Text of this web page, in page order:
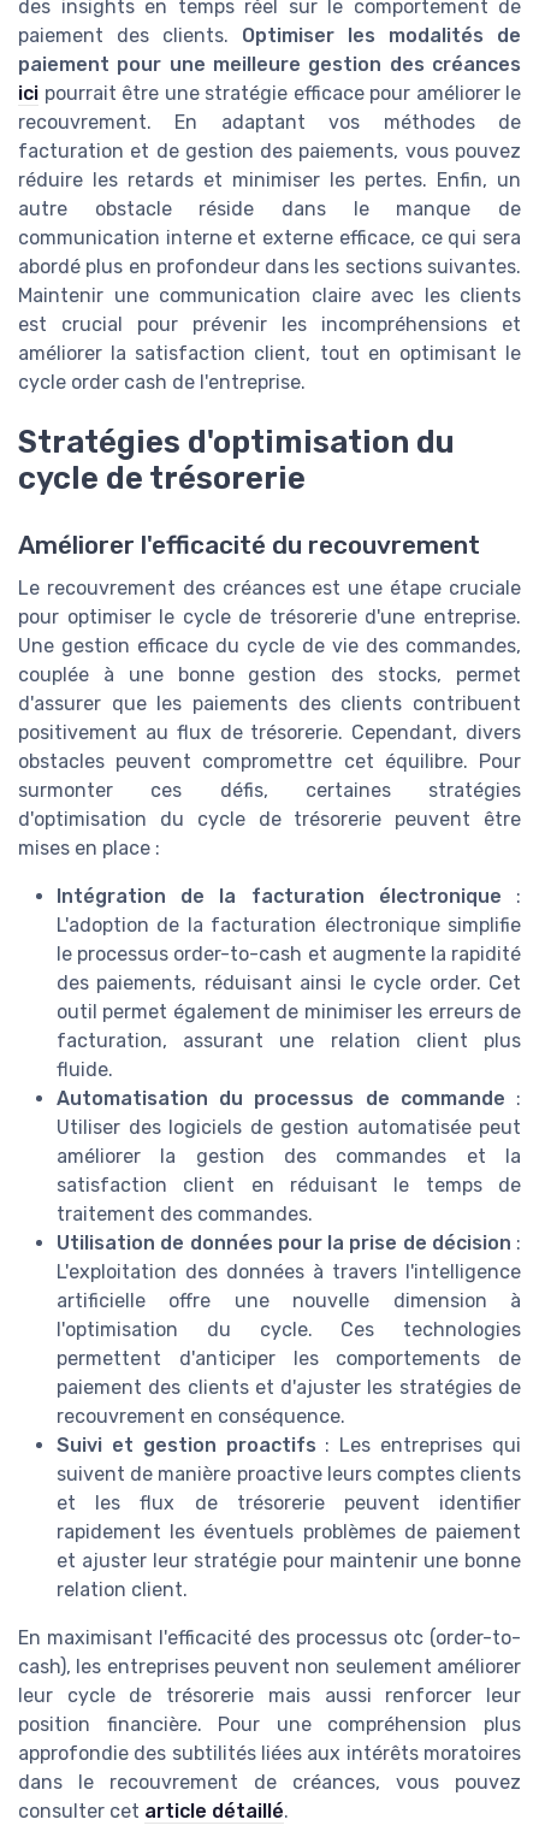
des insights en temps réel sur le comportement de
paiement des clients. Optimiser les modalités de
paiement pour une meilleure gestion des créances
ici pourrait être une stratégie efficace pour améliorer le
recouvrement. En adaptant vos méthodes de
facturation et de gestion des paiements, vous pouvez
réduire les retards et minimiser les pertes. Enfin, un
autre obstacle réside dans le manque de
communication interne et externe efficace, ce qui sera
abordé plus en profondeur dans les sections suivantes.
Maintenir une communication claire avec les clients
est crucial pour prévenir les incompréhensions et
améliorer la satisfaction client, tout en optimisant le
cycle order cash de l'entreprise.
Stratégies d'optimisation du
cycle de trésorerie
Améliorer l'efficacité du recouvrement
Le recouvrement des créances est une étape cruciale
pour optimiser le cycle de trésorerie d'une entreprise.
Une gestion efficace du cycle de vie des commandes,
couplée à une bonne gestion des stocks, permet
d'assurer que les paiements des clients contribuent
positivement au flux de trésorerie. Cependant, divers
obstacles peuvent compromettre cet équilibre. Pour
surmonter ces défis, certaines stratégies
d'optimisation du cycle de trésorerie peuvent être
mises en place :
Intégration de la facturation électronique :
L'adoption de la facturation électronique simplifie
le processus order-to-cash et augmente la rapidité
des paiements, réduisant ainsi le cycle order. Cet
outil permet également de minimiser les erreurs de
facturation, assurant une relation client plus
fluide.
Automatisation du processus de commande :
Utiliser des logiciels de gestion automatisée peut
améliorer la gestion des commandes et la
satisfaction client en réduisant le temps de
traitement des commandes.
Utilisation de données pour la prise de décision :
L'exploitation des données à travers l'intelligence
artificielle offre une nouvelle dimension à
l'optimisation du cycle. Ces technologies
permettent d'anticiper les comportements de
paiement des clients et d'ajuster les stratégies de
recouvrement en conséquence.
Suivi et gestion proactifs : Les entreprises qui
suivent de manière proactive leurs comptes clients
et les flux de trésorerie peuvent identifier
rapidement les éventuels problèmes de paiement
et ajuster leur stratégie pour maintenir une bonne
relation client.
En maximisant l'efficacité des processus otc (order-to-
cash), les entreprises peuvent non seulement améliorer
leur cycle de trésorerie mais aussi renforcer leur
position financière. Pour une compréhension plus
approfondie des subtilités liées aux intérêts moratoires
dans le recouvrement de créances, vous pouvez
consulter cet article détaillé.